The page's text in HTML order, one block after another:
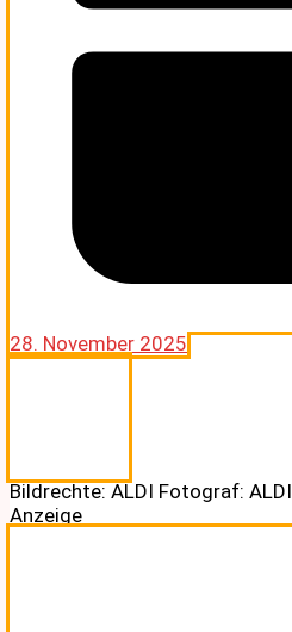
28. November 2025
Bildrechte: ALDI Fotograf: ALDI
Anzeige